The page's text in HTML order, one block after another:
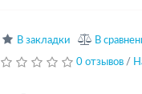
В закладки В
0 отзывов /